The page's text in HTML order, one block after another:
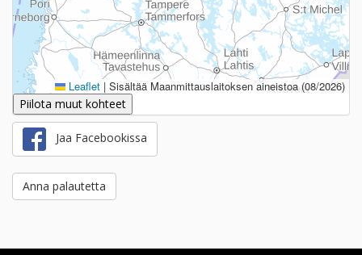
Leaflet | Sisältää Maanmittauslaitoksen aineistoa (08/2026)
Piilota muut kohteet
Jaa Facebookissa
Anna palautetta